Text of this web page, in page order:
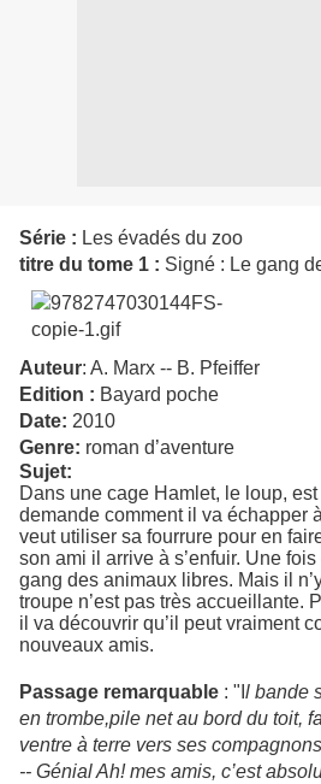
Série : Les évadés du zoo
titre du tome 1 : Signé : Le gang
Auteur: A. Marx -­‐ B. Pfeiffer
Edition : Bayard poche
Date: 2010
Genre: roman d’aventure
Sujet:
Dans une cage Hamlet, le loup,
demande comment il va échapper
veut utiliser sa fourrure pour en
son ami il arrive à s’enfuir. Une
gang des animaux libres. Mais il
troupe n’est pas très accueillante.
il va découvrir qu’il peut vraiment
nouveaux amis.
Passage remarquable : "I l bande
en trombe,pile net au bord du toit,
ventre à terre vers ses
-­‐ Génial Ah! mes amis, c’est